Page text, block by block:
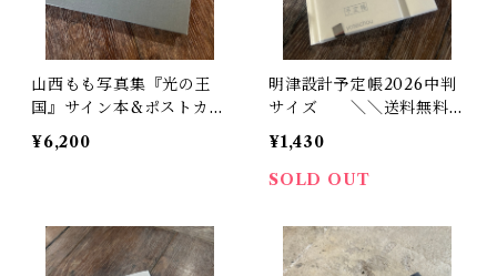
山西もも写真集『光の王
国』サイン本&ポストカー
ドと展示DMのおまけ付き
¥6,200
明津設計予定帳2026中判
サイズ ＼＼送料無料／
／
¥1,430
SOLD OUT